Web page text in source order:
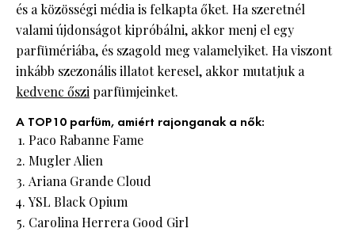
és a közösségi média is felkapta őket. Ha szeretnél
valami újdonságot kipróbálni, akkor menj el egy
parfümériába, és szagold meg valamelyiket. Ha viszont
inkább szezonális illatot keresel, akkor mutatjuk a
kedvenc őszi parfümjeinket.
A TOP10 parfüm, amiért rajonganak a nők:
Paco Rabanne Fame
Mugler Alien
Ariana Grande Cloud
YSL Black Opium
Carolina Herrera Good Girl